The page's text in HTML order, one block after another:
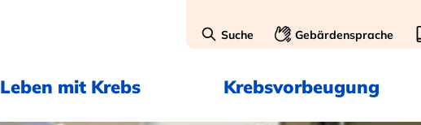
Suche Gebärdensprache
Leben mit Krebs Krebsvorbeugung